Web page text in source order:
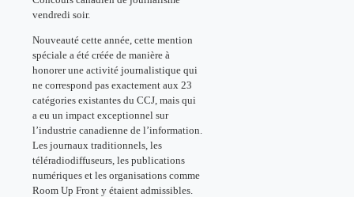
vendredi soir.
Nouveauté cette année, cette mention
spéciale a été créée de manière à
honorer une activité journalistique qui
ne correspond pas exactement aux 23
catégories existantes du CCJ, mais qui
a eu un impact exceptionnel sur
l’industrie canadienne de l’information.
Les journaux traditionnels, les
téléradiodiffuseurs, les publications
numériques et les organisations comme
Room Up Front y étaient admissibles.